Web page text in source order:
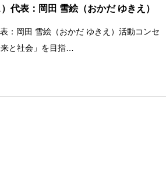
代表：岡田 雪絵（おかだ ゆきえ）
：岡田 雪絵（おかだ ゆきえ）活動コンセ
と社会」を目指…